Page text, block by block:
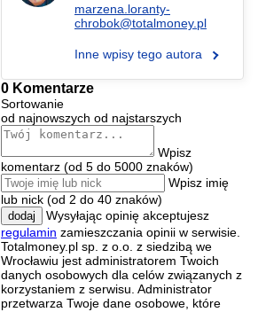
marzena.loranty-
chrobok@totalmoney.pl
Inne wpisy tego autora
0 Komentarze
Sortowanie
od najnowszych od najstarszych
Wpisz
komentarz (od 5 do 5000 znaków)
Wpisz imię
lub nick (od 2 do 40 znaków)
dodaj
Wysyłając opinię akceptujesz
regulamin zamieszczania opinii w serwisie.
Totalmoney.pl sp. z o.o. z siedzibą we
Wrocławiu jest administratorem Twoich
danych osobowych dla celów związanych z
korzystaniem z serwisu. Administrator
przetwarza Twoje dane osobowe, które